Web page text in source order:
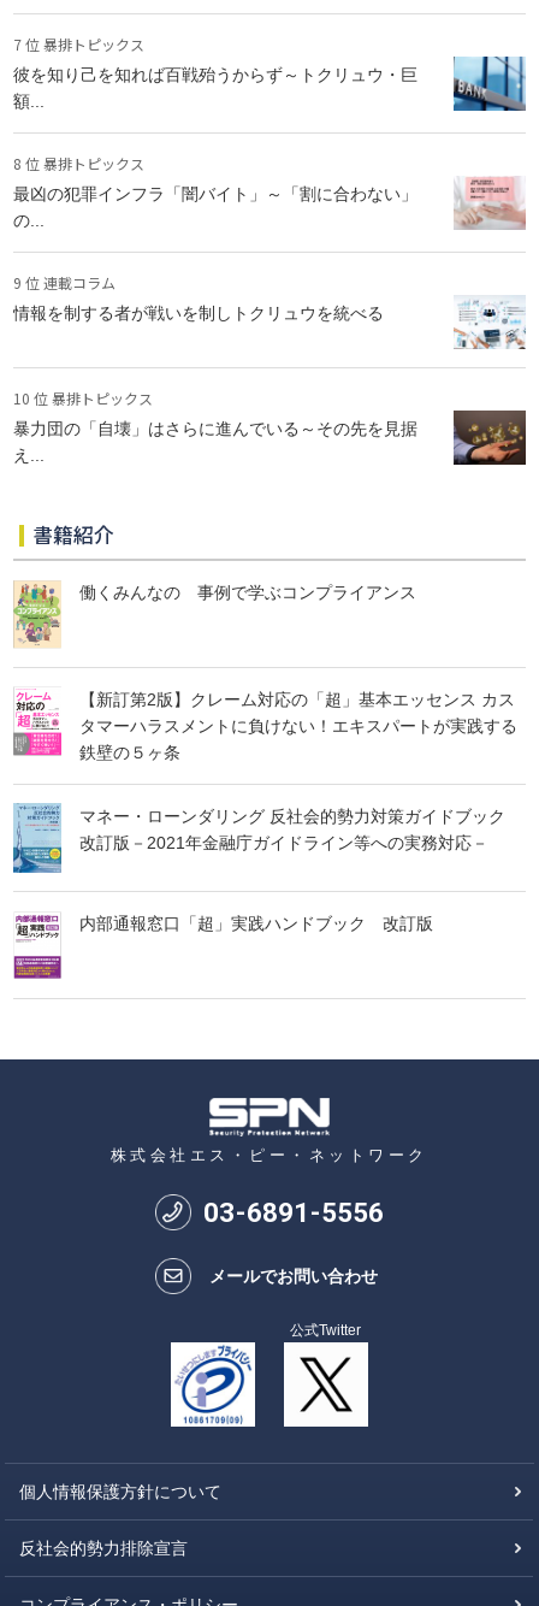
7 位 暴排トピックス
彼を知り己を知れば百戦殆うからず～トクリュウ・巨
額...
8 位 暴排トピックス
最凶の犯罪インフラ「闇バイト」～「割に合わない」
の...
9 位 連載コラム
情報を制する者が戦いを制しトクリュウを統べる
10 位 暴排トピックス
暴力団の「自壊」はさらに進んでいる～その先を見据
え...
書籍紹介
働くみんなの 事例で学ぶコンプライアンス
【新訂第2版】クレーム対応の「超」基本エッセンス カス
タマーハラスメントに負けない！エキスパートが実践する
鉄壁の５ヶ条
マネー・ローンダリング 反社会的勢力対策ガイドブック
改訂版－2021年金融庁ガイドライン等への実務対応－
内部通報窓口「超」実践ハンドブック 改訂版
株式会社エス・ピー・ネットワーク
03-6891-5556
メールでお問い合わせ
公式Twitter
個人情報保護方針について
反社会的勢力排除宣言